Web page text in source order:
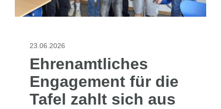
23.06.2026
Ehrenamtliches
Engagement für die
Tafel zahlt sich aus